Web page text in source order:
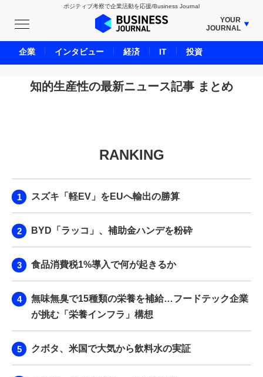
ポジティブ考察で企業活動を応援/Business Journal
YOUR
JOURNAL
BUSINESS JOURNAL
UNICORN JOURNAL
CARBON CREDITS JOURNAL
LIFE ENDING JOURNAL
BPaaS JOURNAL
知的生産性の最新ニュース記事 まとめ
RANKING
スズキ「軽EV」をEUへ輸出の勝算
BYD「ラッコ」、補助金ハンデを粉砕
食品消費税1%導入で何が起きるか
無味無臭で15種類の栄養を補給…フードテック企業
が挑む「栄養インフラ」構想
クボタ、米国で大気から飲料水の実証
企業 インタビュー 経済 IT 投資